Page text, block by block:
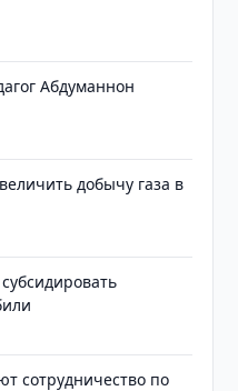
Абдуманнон
добычу газа в
сотрудничество по